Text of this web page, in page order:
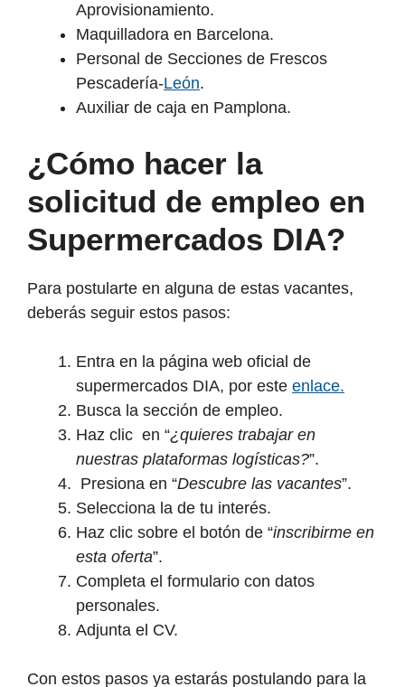
Aprovisionamiento.
Maquilladora en Barcelona.
Personal de Secciones de Frescos
Pescadería-León.
Auxiliar de caja en Pamplona.
¿Cómo hacer la
solicitud de empleo en
Supermercados DIA?
Para postularte en alguna de estas vacantes,
deberás seguir estos pasos:
Entra en la página web oficial de
supermercados DIA, por este enlace.
Busca la sección de empleo.
Haz clic en “¿quieres trabajar en
nuestras plataformas logísticas?”.
Presiona en “Descubre las vacantes”.
Selecciona la de tu interés.
Haz clic sobre el botón de “inscribirme en
esta oferta”.
Completa el formulario con datos
personales.
Adjunta el CV.
Con estos pasos ya estarás postulando para la